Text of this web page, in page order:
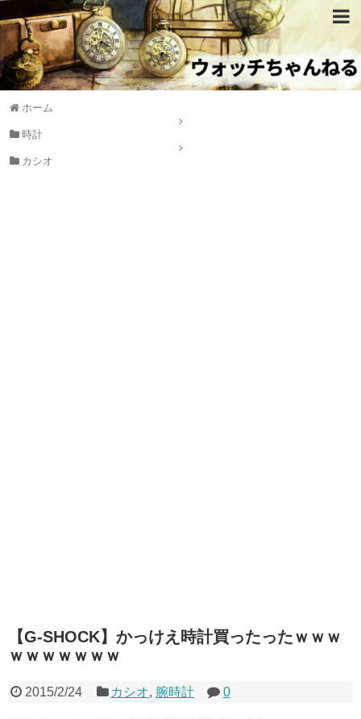
ホーム
時計
カシオ
【G-SHOCK】かっけえ時計買ったったｗｗｗ
ｗｗｗｗｗｗｗ
2015/2/24 カシオ, 腕時計 0